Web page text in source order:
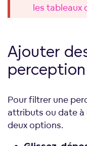
les tableaux
Ajouter
Pour filtrer une
attributs ou date à
deux options.